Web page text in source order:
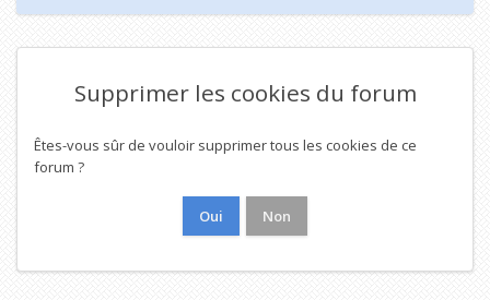
Supprimer les cookies du forum
Êtes-vous sûr de vouloir supprimer tous les cookies de ce
forum ?